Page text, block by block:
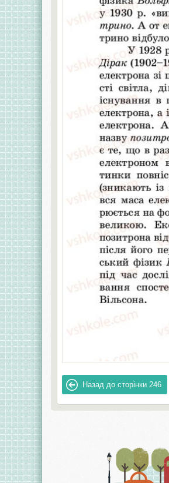
Назад до сторінки 246